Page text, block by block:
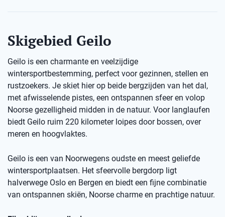
Skigebied Geilo
Geilo is een charmante en veelzijdige
wintersportbestemming, perfect voor gezinnen, stellen en
rustzoekers. Je skiet hier op beide bergzijden van het dal,
met afwisselende pistes, een ontspannen sfeer en volop
Noorse gezelligheid midden in de natuur. Voor langlaufen
biedt Geilo ruim 220 kilometer loipes door bossen, over
meren en hoogvlaktes.
Geilo is een van Noorwegens oudste en meest geliefde
wintersportplaatsen. Het sfeervolle bergdorp ligt
halverwege Oslo en Bergen en biedt een fijne combinatie
van ontspannen skiën, Noorse charme en prachtige natuur.